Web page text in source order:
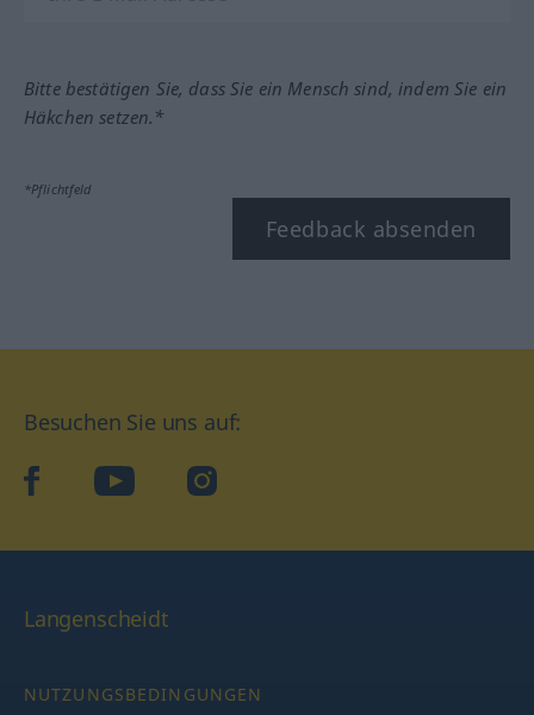
Bitte bestätigen Sie, dass Sie ein Mensch sind, indem Sie ein
Häkchen setzen.*
*Pflichtfeld
Feedback absenden
Besuchen Sie uns auf:
facebookYouTube Instagram
Langenscheidt
NUTZUNGSBEDINGUNGEN